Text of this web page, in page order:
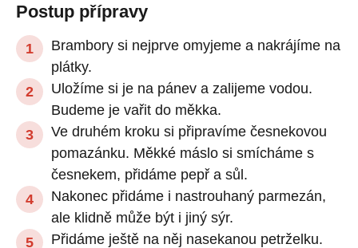
Postup přípravy
Brambory si nejprve omyjeme a nakrájíme na
plátky.
Uložíme si je na pánev a zalijeme vodou.
Budeme je vařit do měkka.
Ve druhém kroku si připravíme česnekovou
pomazánku. Měkké máslo si smícháme s
česnekem, přidáme pepř a sůl.
Nakonec přidáme i nastrouhaný parmezán,
ale klidně může být i jiný sýr.
Přidáme ještě na něj nasekanou petrželku.